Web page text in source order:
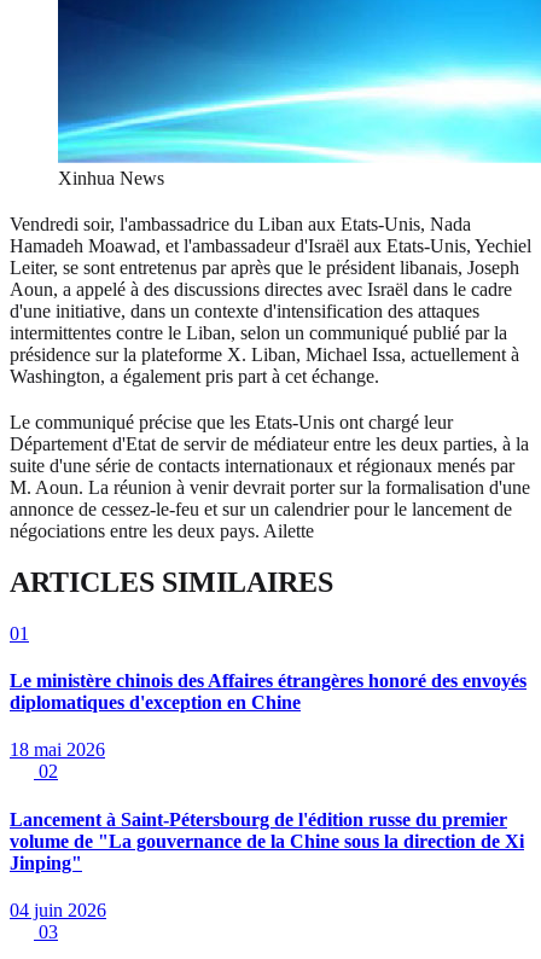
Xinhua News
Vendredi soir, l'ambassadrice du Liban aux Etats-Unis, Nada
Hamadeh Moawad, et l'ambassadeur d'Israël aux Etats-Unis, Yechiel
Leiter, se sont entretenus par après que le président libanais, Joseph
Aoun, a appelé à des discussions directes avec Israël dans le cadre
d'une initiative, dans un contexte d'intensification des attaques
intermittentes contre le Liban, selon un communiqué publié par la
présidence sur la plateforme X. Liban, Michael Issa, actuellement à
Washington, a également pris part à cet échange.
Le communiqué précise que les Etats-Unis ont chargé leur
Département d'Etat de servir de médiateur entre les deux parties, à la
suite d'une série de contacts internationaux et régionaux menés par
M. Aoun. La réunion à venir devrait porter sur la formalisation d'une
annonce de cessez-le-feu et sur un calendrier pour le lancement de
négociations entre les deux pays. Ailette
ARTICLES SIMILAIRES
01
Le ministère chinois des Affaires étrangères honoré des envoyés
diplomatiques d'exception en Chine
18 mai 2026
02
Lancement à Saint-Pétersbourg de l'édition russe du premier
volume de "La gouvernance de la Chine sous la direction de Xi
Jinping"
04 juin 2026
03